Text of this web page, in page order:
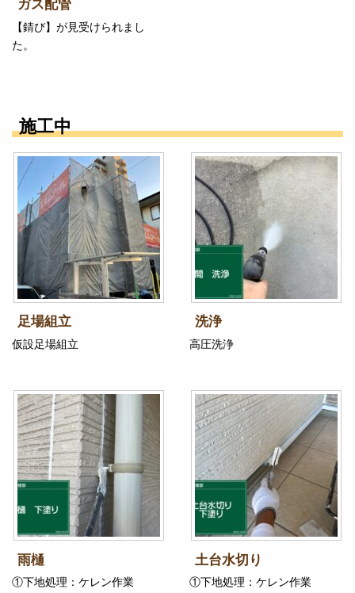
ガス配管
【錆び】が見受けられまし
た。
施工中
足場組立
仮設足場組立
洗浄
高圧洗浄
雨樋
①下地処理：ケレン作業
土台水切り
①下地処理：ケレン作業